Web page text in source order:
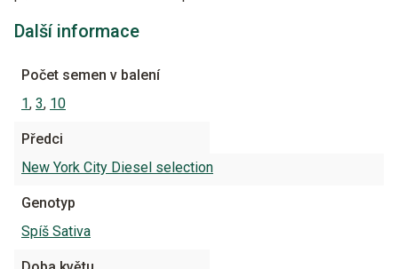
Další informace
Počet semen v balení
1, 3, 10
Předci
New York City Diesel selection
Genotyp
Spíš Sativa